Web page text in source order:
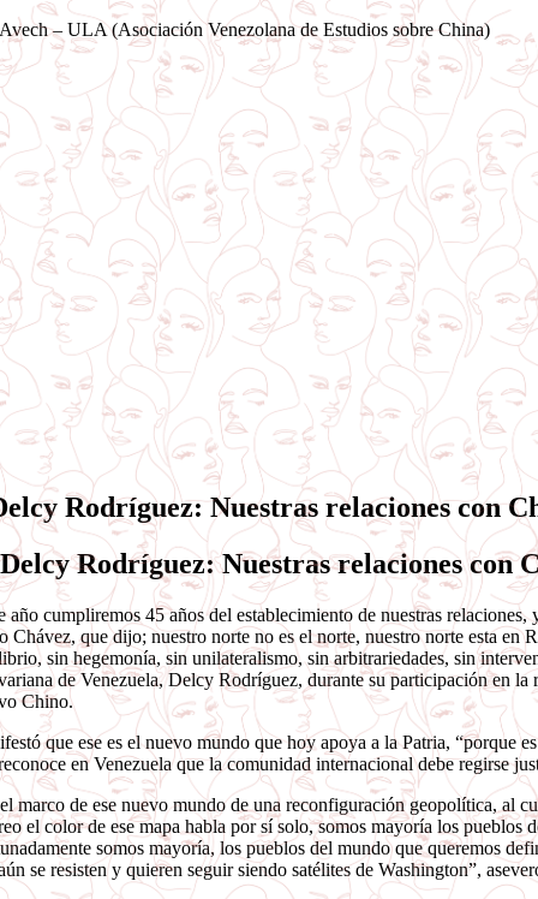
Saltar
al
contenido
Avech – ULA (Asociación Venezolana de Estudios sobre China)
Rodríguez: Nuestras relaciones con
Delcy Rodríguez: Nuestras relaciones con
año cumpliremos 45 años del establecimiento de nuestras
Chávez, que dijo; nuestro norte no es el norte, nuestro norte esta en
sin hegemonía, sin unilateralismo, sin arbitrariedades, sin
de Venezuela, Delcy Rodríguez, durante su participación en
Chino.
que ese es el nuevo mundo que hoy apoya a la Patria, “porque
en Venezuela que la comunidad internacional debe regirse
marco de ese nuevo mundo de una reconfiguración geopolítica, al
el color de ese mapa habla por sí solo, somos mayoría los
somos mayoría, los pueblos del mundo que queremos
se resisten y quieren seguir siendo satélites de Washington”,